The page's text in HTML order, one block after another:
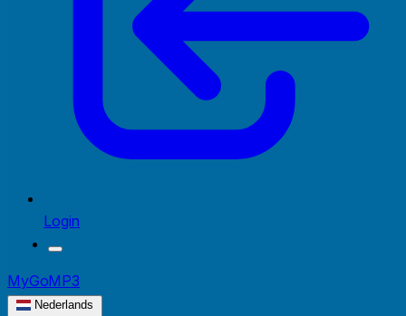
Login
MyGoMP3
Nederlands